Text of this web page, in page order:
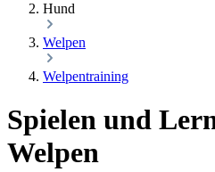
Hund
Welpen
Welpentraining
Spielen und
Welpen